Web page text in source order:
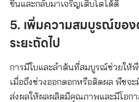
ขึ้นและกลับมาเจริญเติบโตได้ดี
5. เพิ่มความสมบูรณ์ของ
ระยะถัดไป
การมีใบและลำต้นที่สมบูรณ์ช่วยให้
เมื่อถึงช่วงออกดอกหรือติดผล พืชจ
ส่งผลให้ผลผลิตมีคุณภาพและมีโอกา